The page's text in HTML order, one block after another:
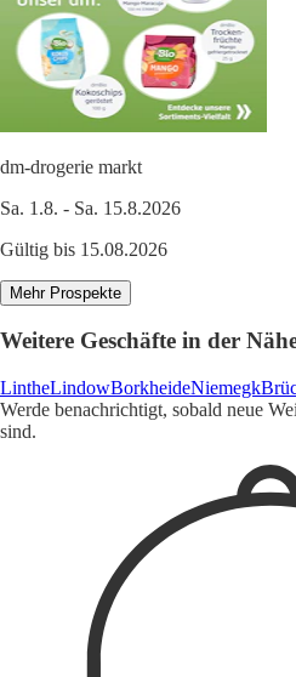
dm-drogerie markt
Sa. 1.8. - Sa. 15.8.2026
Gültig bis 15.08.2026
Mehr Prospekte
Weitere Geschäfte in der
LintheLindowBorkheideNiemegk
Werde benachrichtigt, sobald neue
sind.